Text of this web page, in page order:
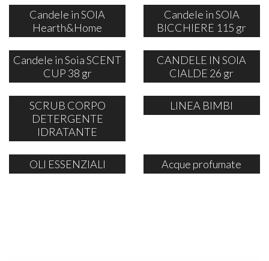
Candele in SOIA
Hearth&Home
Candele in SOIA
BICCHIERE 115 gr
Candele in Soia SCENT
CUP 38 gr
CANDELE IN SOIA
CIALDE 26 gr
SCRUB CORPO
DETERGENTE
IDRATANTE
LINEA BIMBI
OLI ESSENZIALI Acque profumate